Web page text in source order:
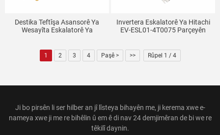
Destika Teftîşa Asansorê Ya
Wesayîta Eskalatorê Ya
Bişkoka Qutiya Asansorê,
Parçeyên
Invertera Eskalatorê Ya Hitachi
EV-ESL01-4T0075 Parçeyên
1 2 3 4 Paşê > >> Rûpel 1 / 4
Ji bo pirsên li ser hilber an jî lîsteya bihayên me, ji kerema xwe e-
nameya xwe ji me re bihêlin û em ê di nav 24 demjimêran de bi we re
têkilî daynin.